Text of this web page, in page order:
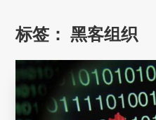
标签：黑客组织